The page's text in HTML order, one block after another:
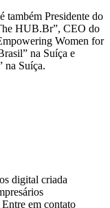
também Presidente do
HUB.Br”, CEO do
Women for
na Suíça e
na Suíça.
digital criada
em contato